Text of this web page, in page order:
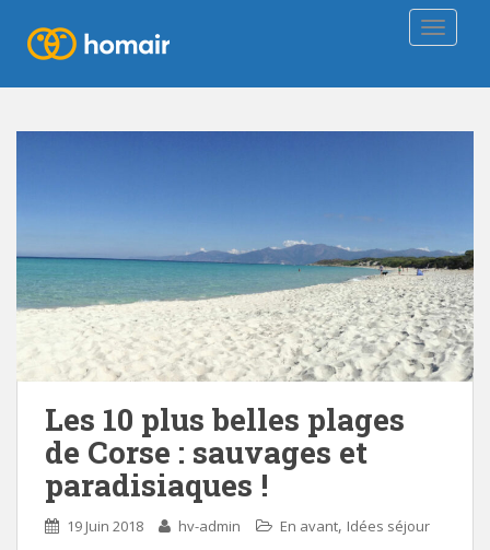
Les 10 plus belles plages
de Corse : sauvages et
paradisiaques !
19 Juin 2018 hv-admin En avant, Idées séjour